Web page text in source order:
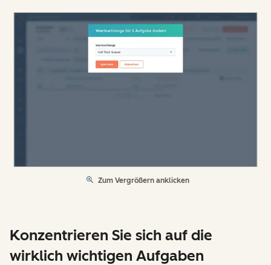
Zum Vergrößern anklicken
Konzentrieren Sie sich auf die
wirklich wichtigen Aufgaben